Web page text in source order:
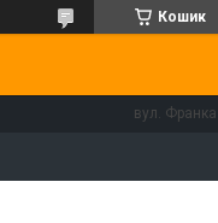
Кошик
вул. Франка